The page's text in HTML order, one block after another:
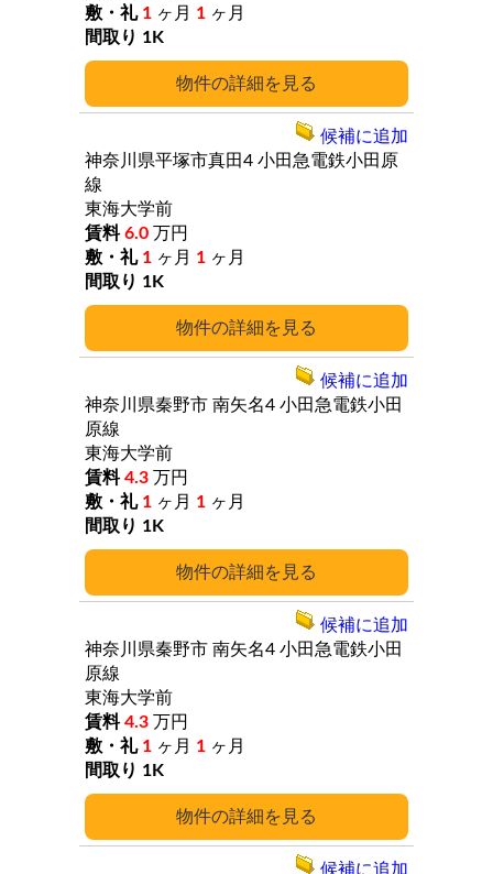
詳細
1 ヶ月 1 ヶ月
1K
詳細
神奈川県平塚市真田4 小田急電鉄小田原
線
東海大学前
6.0 万円
1 ヶ月 1 ヶ月
1K
候補に追加
詳細
神奈川県秦野市 南矢名4 小田急電鉄小田
原線
東海大学前
4.3 万円
1 ヶ月 1 ヶ月
1K
候補に追加
詳細
神奈川県秦野市 南矢名4 小田急電鉄小田
原線
東海大学前
4.3 万円
1 ヶ月 1 ヶ月
1K
候補に追加
候補に追加